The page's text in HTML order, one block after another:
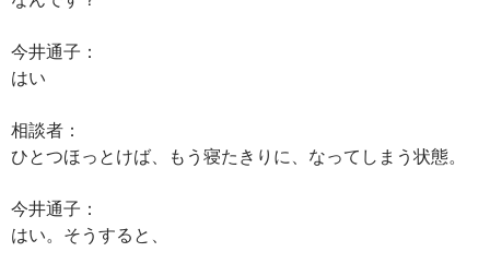
今井通子：
はい
相談者：
ひとつほっとけば、もう寝たきりに、なってしまう状態。
今井通子：
はい。そうすると、